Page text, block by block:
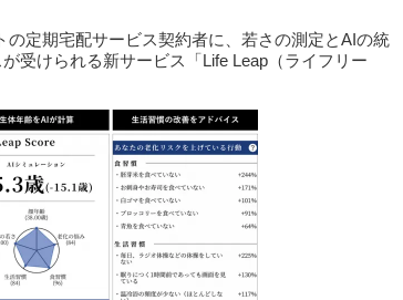
定期宅配サービス契約者に、若さの測定とAIの統
受けられる新サービス「Life Leap（ライフリー